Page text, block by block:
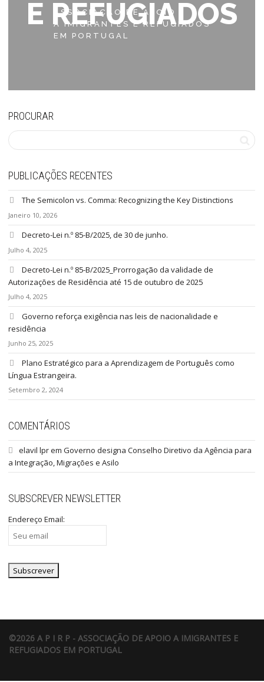
E REFUGIADOS
ASSOCIAÇÃO DE APOIO
A IMIGRANTES E REFUGIADOS
EM PORTUGAL
PROCURAR
PUBLICAÇÕES RECENTES
The Semicolon vs. Comma: Recognizing the Key Distinctions
Janeiro 10, 2026
Decreto-Lei n.º 85-B/2025, de 30 de junho.
Julho 4, 2025
Decreto-Lei n.º 85-B/2025_Prorrogação da validade de
Autorizações de Residência até 15 de outubro de 2025
Julho 4, 2025
Governo reforça exigência nas leis de nacionalidade e
residência
Junho 25, 2025
Plano Estratégico para a Aprendizagem de Português como
Língua Estrangeira.
Setembro 2, 2024
COMENTÁRIOS
elavil lprem Governo designa Conselho Diretivo da Agência para
a Integração, Migrações e Asilo
SUBSCREVER NEWSLETTER
Endereço Email:
©2026 A P I R P - ASSOCIAÇÃO DE APOIO A IMIGRANTES E
REFUGIADOS EM PORTUGAL